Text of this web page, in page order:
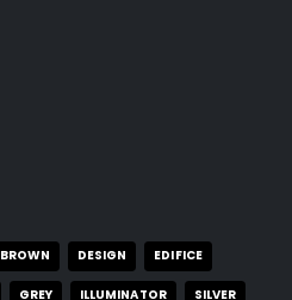
BROWN DESIGN EDIFICE
GREY ILLUMINATOR SILVER